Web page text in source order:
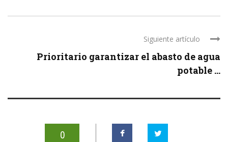
Siguiente artículo
Prioritario garantizar el abasto de agua
potable ...
0